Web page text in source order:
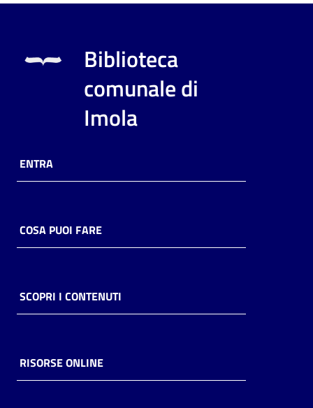
Biblioteca
comunale di
Imola
ENTRA
COSA PUOI FARE
SCOPRI I CONTENUTI
RISORSE ONLINE